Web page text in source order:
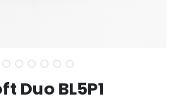
Duo BL5P1